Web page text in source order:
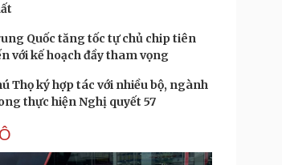
Quốc tăng tốc tự chủ chip tiên
với kế hoạch đầy tham vọng
Thọ ký hợp tác với nhiều bộ, ngành
thực hiện Nghị quyết 57